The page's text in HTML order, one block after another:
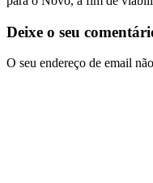
Deixe o seu
O seu endereço de email